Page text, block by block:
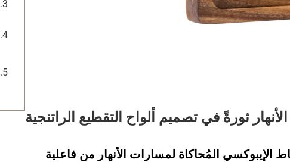
ثورةً في تصميم ألواح التقطيع الراتنجية
الإيبوكسي المُحاكاة لمسارات الأنهار من فاعلية